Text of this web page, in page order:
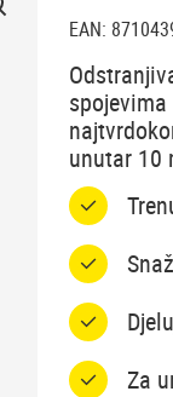
EAN:
unutar 10
Za